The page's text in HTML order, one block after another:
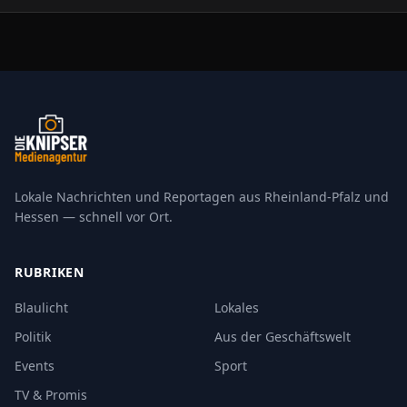
Lokale Nachrichten und Reportagen aus Rheinland-Pfalz und
Hessen — schnell vor Ort.
RUBRIKEN
Blaulicht
Lokales
Politik
Aus der Geschäftswelt
Events
Sport
TV & Promis